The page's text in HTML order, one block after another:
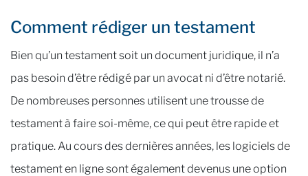
Comment rédiger un testament
Bien qu’un testament soit un document juridique, il n’a
pas besoin d’être rédigé par un avocat ni d’être notarié.
De nombreuses personnes utilisent une trousse de
testament à faire soi-même, ce qui peut être rapide et
pratique. Au cours des dernières années, les logiciels de
testament en ligne sont également devenus une option